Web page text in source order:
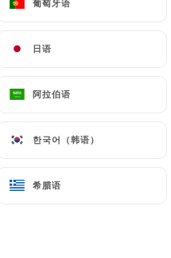
葡萄牙语
日语
阿拉伯语
한국어（韩语）
希腊语
葡萄牙语
日语
阿拉伯语
한국어（韩语）
希腊语